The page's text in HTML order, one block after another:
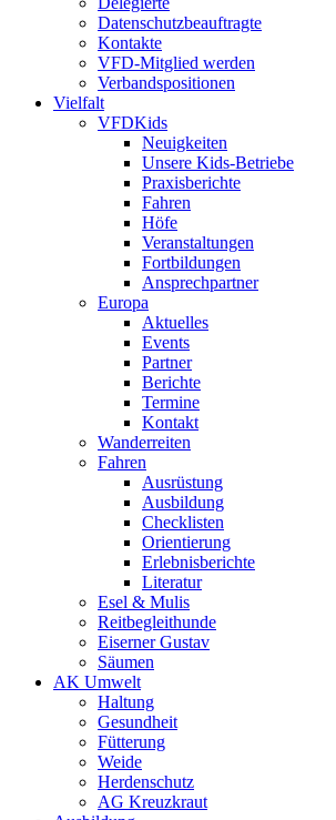
Datenschutzbeauftragte
Kontakte
VFD-Mitglied werden
Verbandspositionen
Vielfalt
VFDKids
Neuigkeiten
Unsere Kids-Betriebe
Praxisberichte
Fahren
Höfe
Veranstaltungen
Fortbildungen
Ansprechpartner
Europa
Aktuelles
Events
Partner
Berichte
Termine
Kontakt
Wanderreiten
Fahren
Ausrüstung
Ausbildung
Checklisten
Orientierung
Erlebnisberichte
Literatur
Esel & Mulis
Reitbegleithunde
Eiserner Gustav
Säumen
AK Umwelt
Haltung
Gesundheit
Fütterung
Weide
Herdenschutz
AG Kreuzkraut